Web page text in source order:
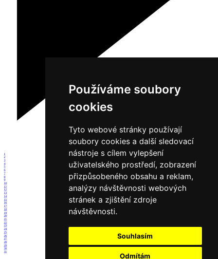
Používáme soubory
cookies
Tyto webové stránky používají
soubory cookies a další sledovací
nástroje s cílem vylepšení
uživatelského prostředí, zobrazení
přizpůsobeného obsahu a reklam,
analýzy návštěvnosti webových
stránek a zjištění zdroje
návštěvnosti.
Souhlasím
Odmítám
1
2
3
4
5
6
7
8
9
10
11
12
13
14
15
16
17
18
19
20
21
22
23
24
25
26
27
28
29
30
31